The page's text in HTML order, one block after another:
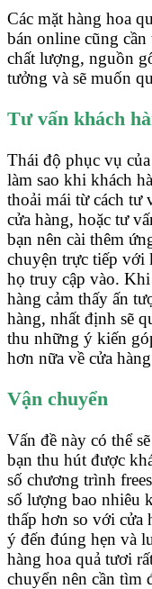
Các mặt hàng hoa
bán online cũng
chất lượng, nguồn
tưởng và sẽ muốn
Tư vấn khách
Thái độ phục vụ
làm sao khi khách
thoải mái từ cách tư
cửa hàng, hoặc tư
bạn nên cài thêm
chuyện trực tiếp với
họ truy cập vào.
hàng cảm thấy ấn
hàng, nhất định sẽ
thu những ý kiến
hơn nữa về cửa
Vận chuyển
Vấn đề này có thể
bạn thu hút được
số chương trình
số lượng bao nhiêu
thấp hơn so với cửa
ý đến đúng hẹn và
hàng hoa quả tươi
chuyển nên cần tìm